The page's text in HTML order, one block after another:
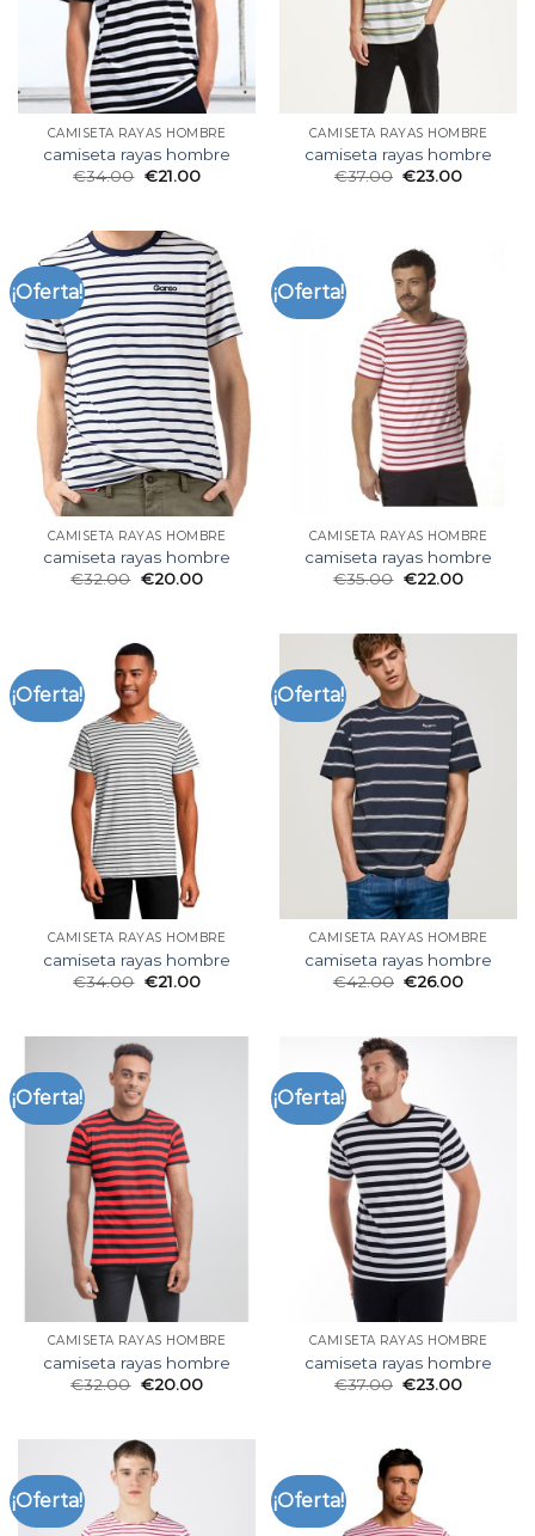
CAMISETA RAYAS HOMBRE
camiseta rayas hombre
€34.00 €21.00
CAMISETA RAYAS HOMBRE
camiseta rayas hombre
€37.00 €23.00
¡Oferta!
CAMISETA RAYAS HOMBRE
camiseta rayas hombre
€32.00 €20.00
¡Oferta!
CAMISETA RAYAS HOMBRE
camiseta rayas hombre
€35.00 €22.00
¡Oferta!
CAMISETA RAYAS HOMBRE
camiseta rayas hombre
€34.00 €21.00
¡Oferta!
CAMISETA RAYAS HOMBRE
camiseta rayas hombre
€42.00 €26.00
¡Oferta!
CAMISETA RAYAS HOMBRE
camiseta rayas hombre
€32.00 €20.00
¡Oferta!
CAMISETA RAYAS HOMBRE
camiseta rayas hombre
€37.00 €23.00
¡Oferta! ¡Oferta!